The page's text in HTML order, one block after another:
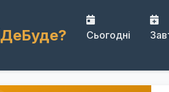
ДеБуде? Сьогодні